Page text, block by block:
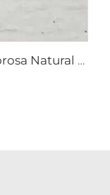
Placa de Pedra Travertino Porosa Natural Branca de Guang Xi